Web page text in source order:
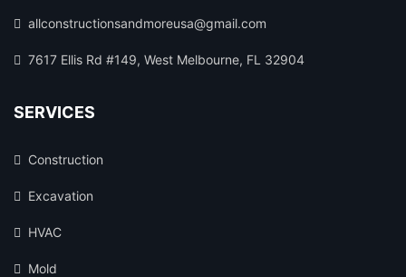
allconstructionsandmoreusa@gmail.com
7617 Ellis Rd #149, West Melbourne, FL 32904
SERVICES
Construction
Excavation
HVAC
Mold